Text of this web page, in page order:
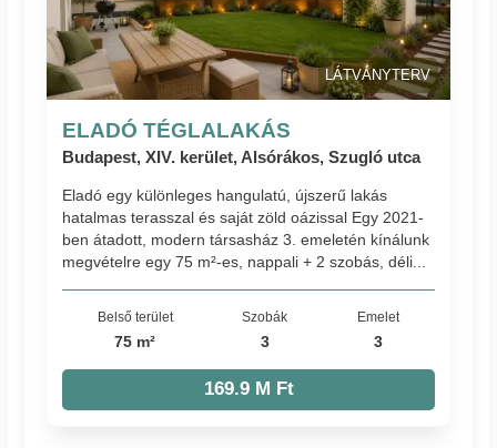
LÁTVÁNYTERV
ELADÓ TÉGLALAKÁS
Budapest, XIV. kerület, Alsórákos, Szugló utca
Eladó egy különleges hangulatú, újszerű lakás
hatalmas terasszal és saját zöld oázissal Egy 2021-
ben átadott, modern társasház 3. emeletén kínálunk
megvételre egy 75 m²-es, nappali + 2 szobás, déli...
Belső terület
75 m²
Szobák
3
Emelet
3
169.9 M Ft